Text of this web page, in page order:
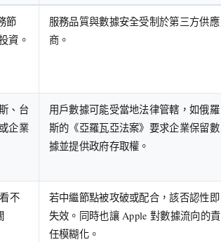
節
資。
服務品質與數據安全受制於第三方供應
商。
、台
企業
用戶數據可能受當地法律管轄，如俄羅
斯的《亞羅瓦亞法案》要求企業保留數
據並提供政府存取權。
不
若中繼節點被攻破或配合，該否認性即
失效。同時也讓 Apple 對數據流向的責
任模糊化。